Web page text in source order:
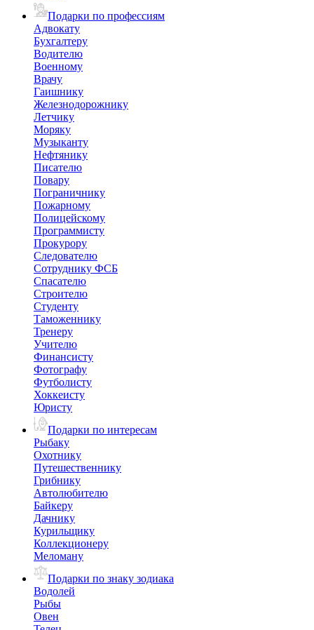
Подарки по профессиям
Адвокату
Бухгалтеру
Водителю
Военному
Врачу
Гаишнику
Железнодорожнику
Летчику
Моряку
Музыканту
Нефтянику
Писателю
Повару
Пограничнику
Пожарному
Полицейскому
Программисту
Прокурору
Следователю
Сотруднику ФСБ
Спасателю
Строителю
Студенту
Таможеннику
Тренеру
Учителю
Финансисту
Фотографу
Футболисту
Хоккеисту
Юристу
Подарки по интересам
Рыбаку
Охотнику
Путешественнику
Грибнику
Автолюбителю
Байкеру
Дачнику
Курильщику
Коллекционеру
Меломану
Подарки по знаку зодиака
Водолей
Рыбы
Овен